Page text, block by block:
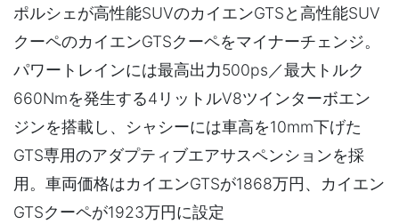
ポルシェが高性能SUVのカイエンGTSと高性能SUV
クーペのカイエンGTSクーペをマイナーチェンジ。
パワートレインには最高出力500ps／最大トルク
660Nmを発生する4リットルV8ツインターボエン
ジンを搭載し、シャシーには車高を10mm下げた
GTS専用のアダプティブエアサスペンションを採
用。車両価格はカイエンGTSが1868万円、カイエン
GTSクーペが1923万円に設定